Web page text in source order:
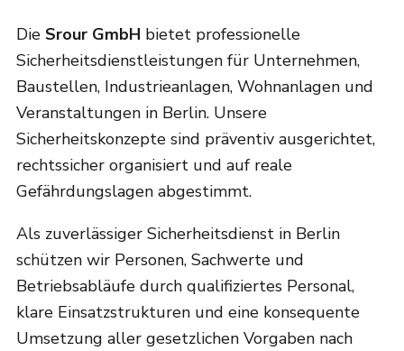
Die Srour GmbH bietet professionelle
Sicherheitsdienstleistungen für Unternehmen,
Baustellen, Industrieanlagen, Wohnanlagen und
Veranstaltungen in Berlin. Unsere
Sicherheitskonzepte sind präventiv ausgerichtet,
rechtssicher organisiert und auf reale
Gefährdungslagen abgestimmt.
Als zuverlässiger Sicherheitsdienst in Berlin
schützen wir Personen, Sachwerte und
Betriebsabläufe durch qualifiziertes Personal,
klare Einsatzstrukturen und eine konsequente
Umsetzung aller gesetzlichen Vorgaben nach